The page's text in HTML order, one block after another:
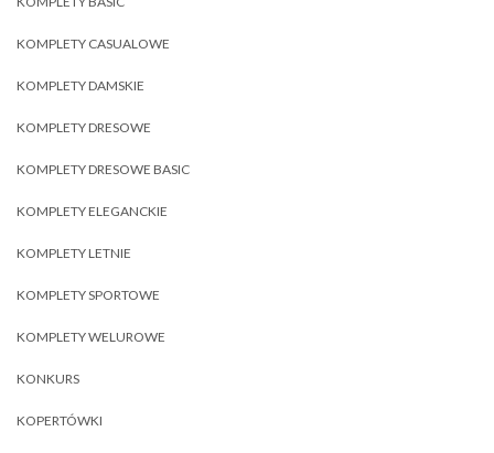
KOMPLETY CASUALOWE
KOMPLETY DAMSKIE
KOMPLETY DRESOWE
KOMPLETY DRESOWE BASIC
KOMPLETY ELEGANCKIE
KOMPLETY LETNIE
KOMPLETY SPORTOWE
KOMPLETY WELUROWE
KONKURS
KOPERTÓWKI